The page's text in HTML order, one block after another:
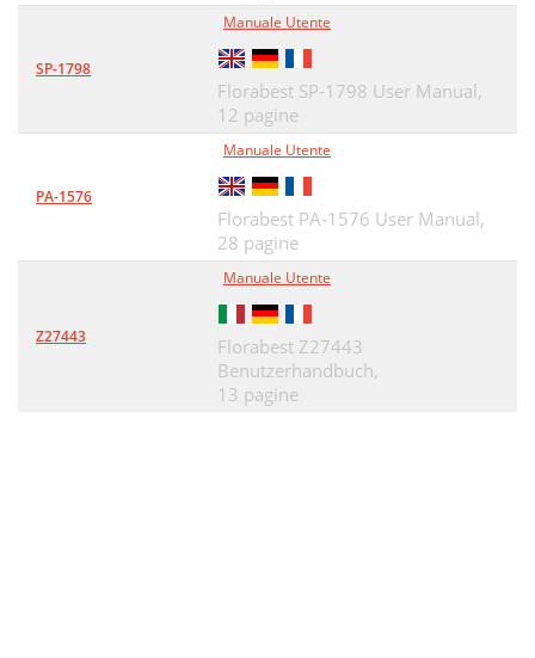
SP-1798
Manuale Utente
Florabest SP-1798 User Manual,
12 pagine
PA-1576
Manuale Utente
Florabest PA-1576 User Manual,
28 pagine
Z27443
Manuale Utente
Florabest Z27443
Benutzerhandbuch,
13 pagine